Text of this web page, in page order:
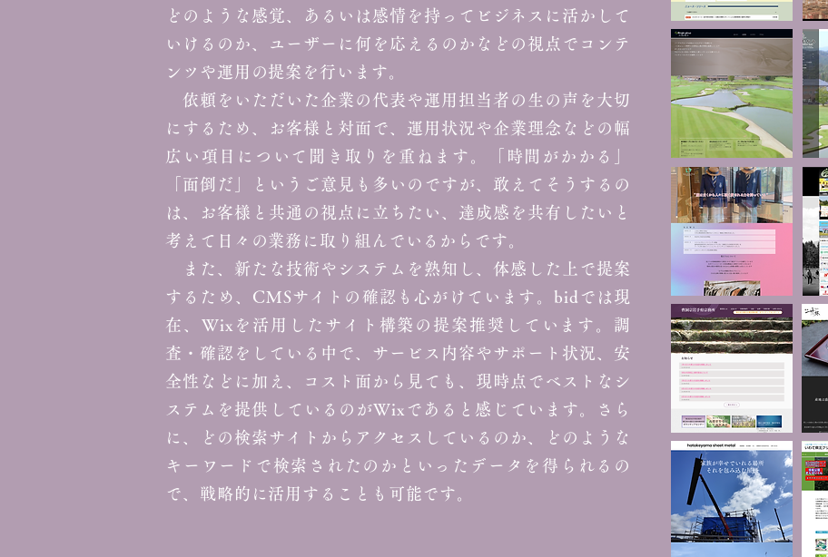
どのような感覚、あるいは感情を持ってビジネスに活かして
いけるのか、ユーザーに何を応えるのかなどの視点でコンテ
ンツや運用の提案を行います。
依頼をいただいた企業の代表や運用担当者の生の声を大切
にするため、お客様と対面で、運用状況や企業理念などの幅
広い項目について聞き取りを重ねます。「時間がかかる」
「面倒だ」というご意見も多いのですが、敢えてそうするの
は、お客様と共通の視点に立ちたい、達成感を共有したいと
考えて日々の業務に取り組んでいるからです。
また、新たな技術やシステムを熟知し、体感した上で提案
するため、CMSサイトの確認も心がけています。bidでは現
在、Wixを活用したサイト構築の提案推奨しています。調
査・確認をしている中で、サービス内容やサポート状況、安
全性などに加え、コスト面から見ても、現時点でベストなシ
ステムを提供しているのがWixであると感じています。さら
に、どの検索サイトからアクセスしているのか、どのような
キーワードで検索されたのかといったデータを得られるの
で、戦略的に活用することも可能です。